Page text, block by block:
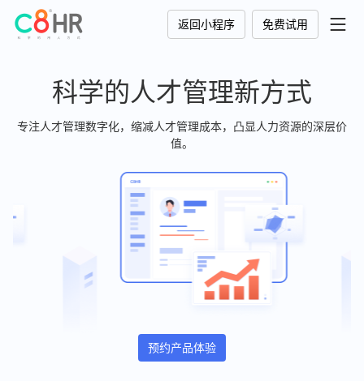
返回小程序 免费试用
科学的人才管理新方式
专注人才管理数字化，缩减人才管理成本，凸显人力资源的深层价
值。
预约产品体验